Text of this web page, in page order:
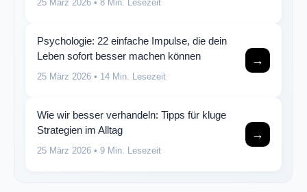
25 März 2026 • 8 Min. Lesezeit
Psychologie: 22 einfache Impulse, die dein
Leben sofort besser machen können
25 März 2026 • 14 Min. Lesezeit
→
Wie wir besser verhandeln: Tipps für kluge
Strategien im Alltag
25 März 2026 • 9 Min. Lesezeit
→